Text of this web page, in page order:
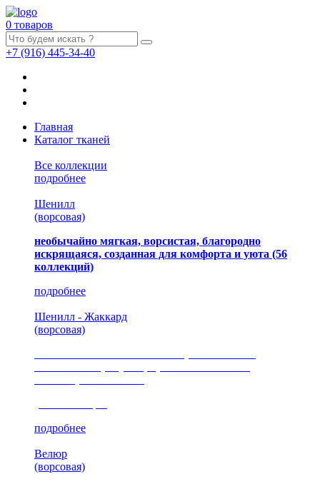
0 товаров
+7 (916) 445-34-40
Главная
Каталог тканей
Все коллекции
подробнее
Шенилл
(ворсовая)
необычайно мягкая, ворсистая, благородно
искрящаяся, созданная для комфорта и уюта (56
коллекций)
подробнее
Шенилл - Жаккард
(ворсовая)
подробнее
Велюр
(ворсовая)